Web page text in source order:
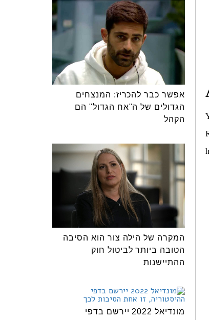
אפשר כבר להכריז: המנצחים
הגדולים של ה"אח הגדול" הם
הקהל
המקרה של הילה צור הוא הסיבה
הטובה ביותר לביטול חוק
ההתיישנות
מונדיאל 2022 יירשם בדפי